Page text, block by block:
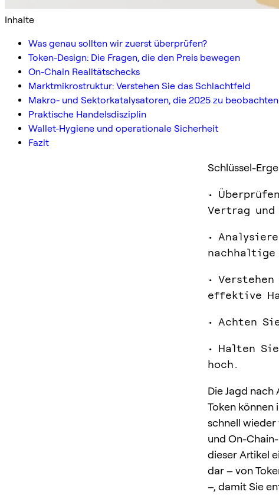
Inhalte
Was genau sollten wir zuerst überprüfen?
Token-Design: Die Fragen, die den Preis bewegen
On-Chain Realitätschecks
Marktmikrostruktur: Verstehen Sie das Schlachtfeld
Makro- und Sektorkatalysatoren, die 2025 zu
Praktische Handelsdisziplin
Wallet-Hygiene und operationale Sicherheit
Fazit
Schlüssel-
•
Vertrag und
•
nachhaltige
•
effektive
• Achten
• Halten
hoch.
Die Jagd
Token können
schnell wieder
und On-
dieser Artikel
dar – von
–, damit Sie